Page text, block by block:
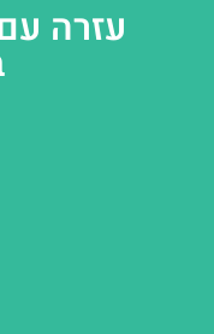
עזרה